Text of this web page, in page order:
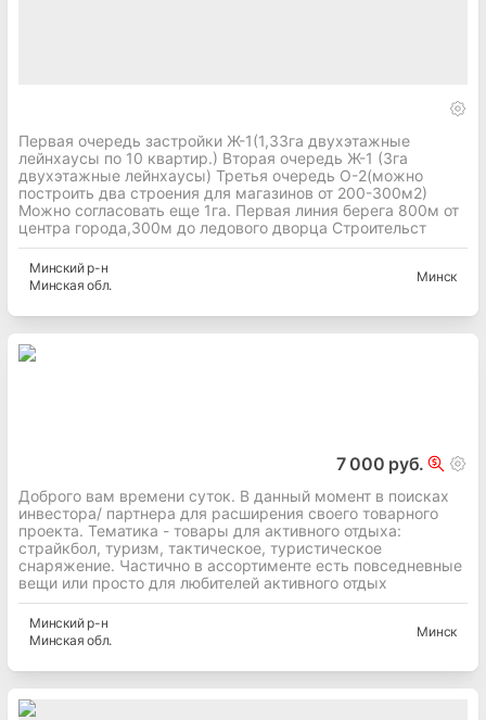
Первая очередь застройки Ж-1(1,33га двухэтажные
лейнхаусы по 10 квартир.) Вторая очередь Ж-1 (3га
двухэтажные лейнхаусы) Третья очередь О-2(можно
построить два строения для магазинов от 200-300м2)
Можно согласовать еще 1га. Первая линия берега 800м от
центра города,300м до ледового дворца Строительст
Минскийр-н
Минская обл.
Минск
7 000 руб.
Доброго вам времени суток. В данный момент в поисках
инвестора/ партнера для расширения своего товарного
проекта. Тематика - товары для активного отдыха:
страйкбол, туризм, тактическое, туристическое
снаряжение. Частично в ассортименте есть повседневные
вещи или просто для любителей активного отдых
Минскийр-н
Минская обл.
Минск